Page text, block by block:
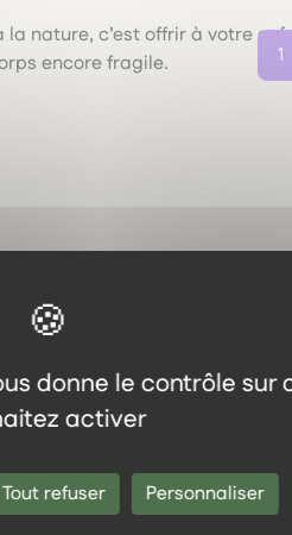
donne le contrôle sur
activer
Tout refuser Personnaliser
la nature, c’est offrir à votre
encore fragile.
1